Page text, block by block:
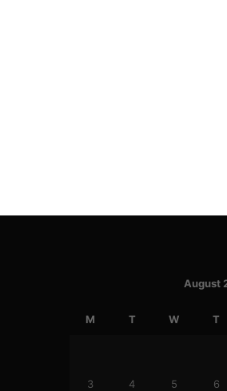
August
M T W T
3 4 5 6